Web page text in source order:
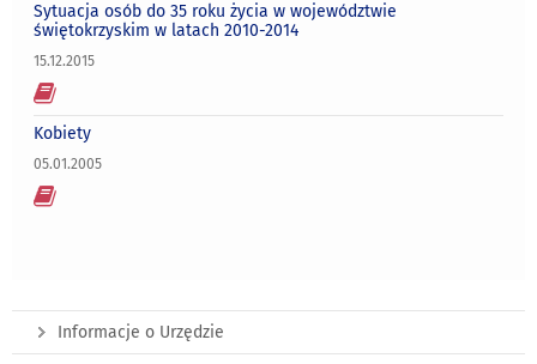
Sytuacja osób do 35 roku życia w województwie
świętokrzyskim w latach 2010-2014
15.12.2015
Kobiety
05.01.2005
Informacje o Urzędzie